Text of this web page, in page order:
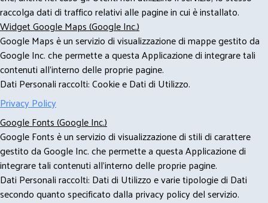
raccolga dati di traffico relativi alle pagine in cui è installato.
Widget Google Maps (Google Inc.)
Google Maps è un servizio di visualizzazione di mappe gestito da
Google Inc. che permette a questa Applicazione di integrare tali
contenuti all'interno delle proprie pagine.
Dati Personali raccolti: Cookie e Dati di Utilizzo.
Privacy Policy
Google Fonts (Google Inc.)
Google Fonts è un servizio di visualizzazione di stili di carattere
gestito da Google Inc. che permette a questa Applicazione di
integrare tali contenuti all'interno delle proprie pagine.
Dati Personali raccolti: Dati di Utilizzo e varie tipologie di Dati
secondo quanto specificato dalla privacy policy del servizio.